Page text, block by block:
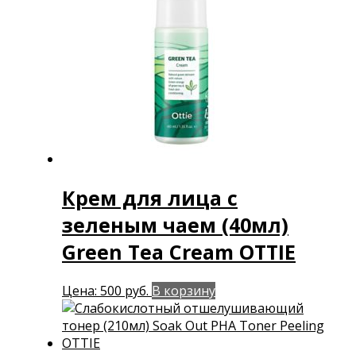
Крем для лица с
зеленым чаем (40мл)
Green Tea Cream OTTIE
Цена: 500 руб. В корзину